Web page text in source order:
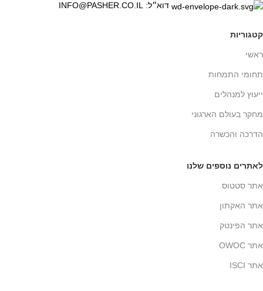
דוא״ל: INFO@PASHER.CO.IL
קטגוריות
ראשי
תחומי התמחות
ייעוץ למנהלים
מחקר בעולם הארגוני
הדרכה והכשרה
לאתרים נוספים שלנו
אתר סטטוס
אתר האקתון
אתר הפינטק
אתר OWOC
אתר ISCI